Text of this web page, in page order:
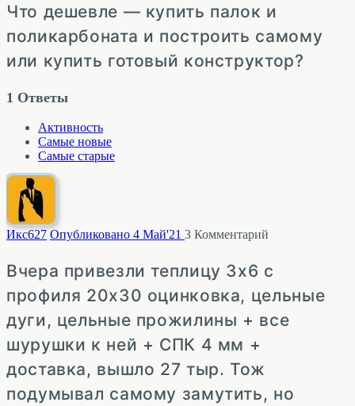
Что дешевле — купить палок и
поликарбоната и построить самому
или купить готовый конструктор?
1 Ответы
Активность
Самые новые
Самые старые
Икс627 Опубликовано 4 Май'21 3 Комментарий
Вчера привезли теплицу 3х6 с
профиля 20х30 оцинковка, цельные
дуги, цельные прожилины + все
шурушки к ней + СПК 4 мм +
доставка, вышло 27 тыр. Тож
подумывал самому замутить, но